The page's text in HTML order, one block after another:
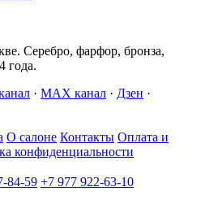
Серебро, фарфор, бронза,
года.
· MAX канал · Дзен ·
О салоне Контакты Оплата и
конфиденциальности
84-59 +7 977 922-63-10